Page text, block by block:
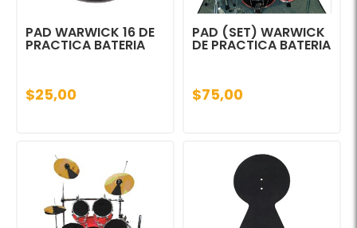
PAD WARWICK 16 DE
PRACTICA BATERIA
$25,00
PAD (SET) WARWICK
DE PRACTICA BATERIA
$75,00